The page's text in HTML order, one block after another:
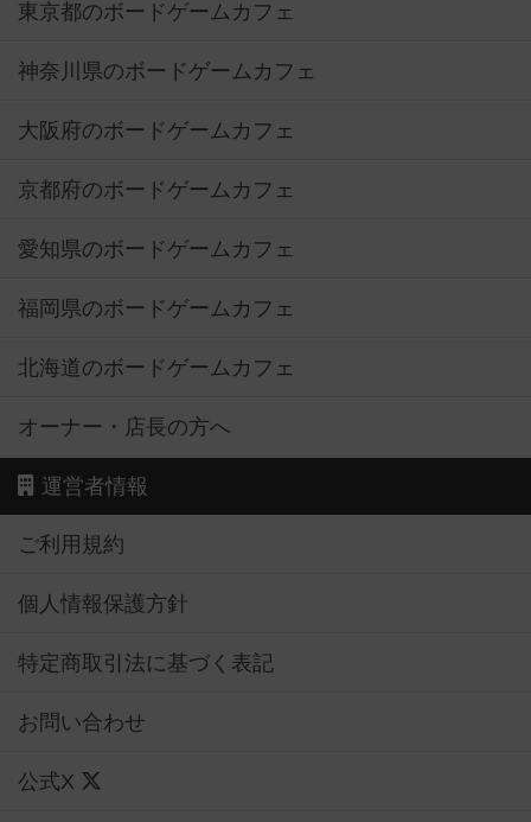
東京都のボードゲームカフェ
神奈川県のボードゲームカフェ
大阪府のボードゲームカフェ
京都府のボードゲームカフェ
愛知県のボードゲームカフェ
福岡県のボードゲームカフェ
北海道のボードゲームカフェ
オーナー・店長の方へ
運営者情報
ご利用規約
個人情報保護方針
特定商取引法に基づく表記
お問い合わせ
公式X